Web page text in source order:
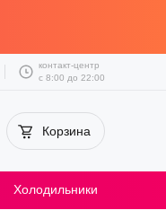
контакт-центр
с 8:00 до 22:00
Корзина
Холодильники